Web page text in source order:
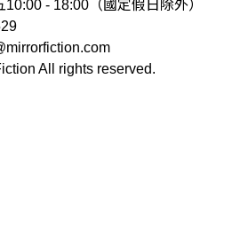
- 18:00（國定假日除外）
All rights reserved.